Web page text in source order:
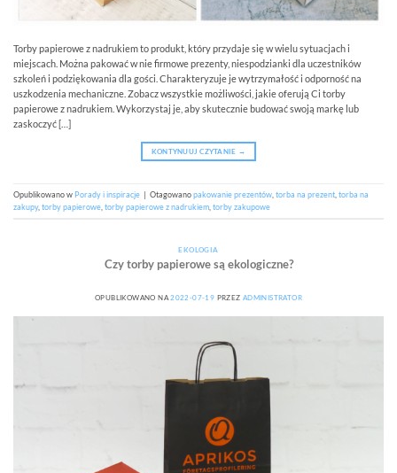
Torby papierowe z nadrukiem to produkt, który przydaje się w wielu sytuacjach i
miejscach. Można pakować w nie firmowe prezenty, niespodzianki dla uczestników
szkoleń i podziękowania dla gości. Charakteryzuje je wytrzymałość i odporność na
uszkodzenia mechaniczne. Zobacz wszystkie możliwości, jakie oferują Ci torby
papierowe z nadrukiem. Wykorzystaj je, aby skutecznie budować swoją markę lub
zaskoczyć […]
KONTYNUUJ CZYTANIE →
Opublikowano w Porady i inspiracje | Otagowanopakowanie prezentów torba na prezent torba na
zakupy, torby papierowe torby papierowe z nadrukiem torby zakupowe
EKOLOGIA
Czy torby papierowe są ekologiczne?
OPUBLIKOWANO NA2022-07-19 PRZEZ ADMINISTRATOR